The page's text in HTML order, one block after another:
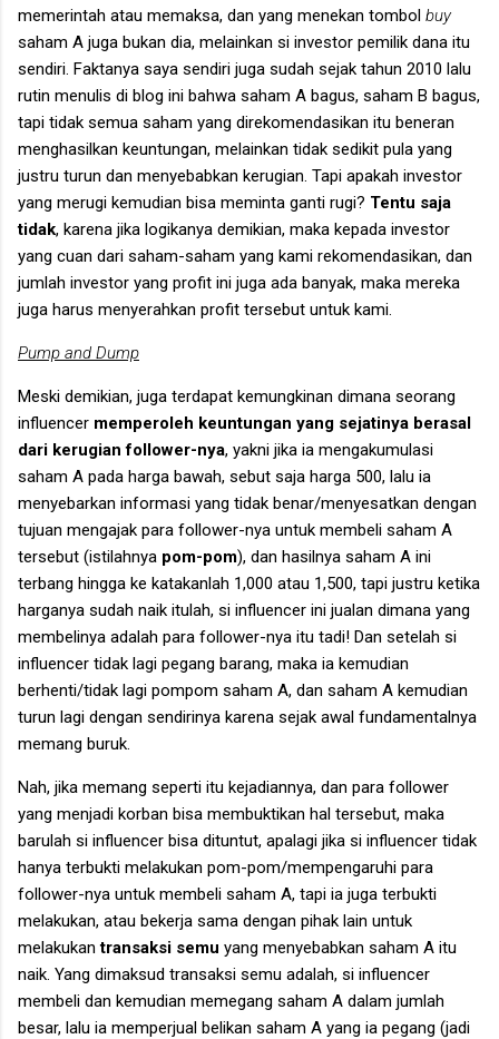
memerintah atau memaksa, dan yang menekan tombol buy
saham A juga bukan dia, melainkan si investor pemilik dana itu
sendiri. Faktanya saya sendiri juga sudah sejak tahun 2010 lalu
rutin menulis di blog ini bahwa saham A bagus, saham B bagus,
tapi tidak semua saham yang direkomendasikan itu beneran
menghasilkan keuntungan, melainkan tidak sedikit pula yang
justru turun dan menyebabkan kerugian. Tapi apakah investor
yang merugi kemudian bisa meminta ganti rugi? Tentu saja
tidak, karena jika logikanya demikian, maka kepada investor
yang cuan dari saham-saham yang kami rekomendasikan, dan
jumlah investor yang profit ini juga ada banyak, maka mereka
juga harus menyerahkan profit tersebut untuk kami.
Pump and Dump
Meski demikian, juga terdapat kemungkinan dimana seorang
influencer memperoleh keuntungan yang sejatinya berasal
dari kerugian follower-nya, yakni jika ia mengakumulasi
saham A pada harga bawah, sebut saja harga 500, lalu ia
menyebarkan informasi yang tidak benar/menyesatkan dengan
tujuan mengajak para follower-nya untuk membeli saham A
tersebut (istilahnya pom-pom), dan hasilnya saham A ini
terbang hingga ke katakanlah 1,000 atau 1,500, tapi justru ketika
harganya sudah naik itulah, si influencer ini jualan dimana yang
membelinya adalah para follower-nya itu tadi! Dan setelah si
influencer tidak lagi pegang barang, maka ia kemudian
berhenti/tidak lagi pompom saham A, dan saham A kemudian
turun lagi dengan sendirinya karena sejak awal fundamentalnya
memang buruk.
Nah, jika memang seperti itu kejadiannya, dan para follower
yang menjadi korban bisa membuktikan hal tersebut, maka
barulah si influencer bisa dituntut, apalagi jika si influencer tidak
hanya terbukti melakukan pom-pom/mempengaruhi para
follower-nya untuk membeli saham A, tapi ia juga terbukti
melakukan, atau bekerja sama dengan pihak lain untuk
melakukantransaksi semu yang menyebabkan saham A itu
naik. Yang dimaksud transaksi semu adalah, si influencer
membeli dan kemudian memegang saham A dalam jumlah
besar, lalu ia memperjual belikan saham A yang ia pegang (jadi